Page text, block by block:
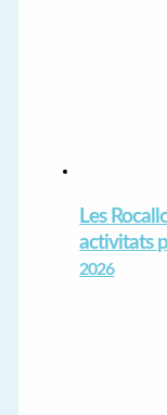
Les
activitats
2026